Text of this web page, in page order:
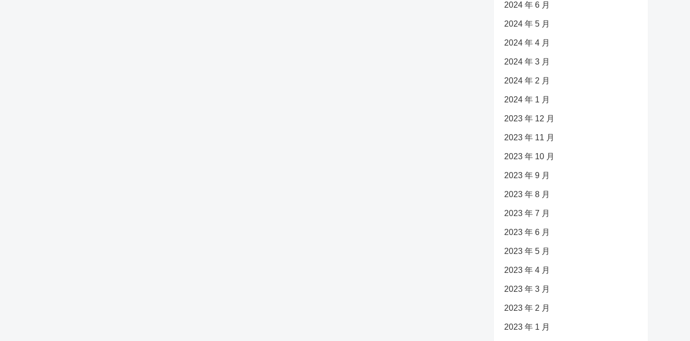
2024 年 6 月
2024 年 5 月
2024 年 4 月
2024 年 3 月
2024 年 2 月
2024 年 1 月
2023 年 12 月
2023 年 11 月
2023 年 10 月
2023 年 9 月
2023 年 8 月
2023 年 7 月
2023 年 6 月
2023 年 5 月
2023 年 4 月
2023 年 3 月
2023 年 2 月
2023 年 1 月